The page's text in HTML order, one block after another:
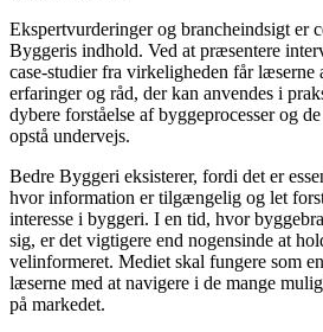
Ekspertvurderinger og brancheindsigt er
Byggeris indhold. Ved at præsentere
case-studier fra virkeligheden får læserne
erfaringer og råd, der kan anvendes i
dybere forståelse af byggeprocesser og
opstå undervejs.
Bedre Byggeri eksisterer, fordi det er
hvor information er tilgængelig og let
interesse i byggeri. I en tid, hvor
sig, er det vigtigere end nogensinde at
velinformeret. Mediet skal fungere som
læserne med at navigere i de mange
på markedet.